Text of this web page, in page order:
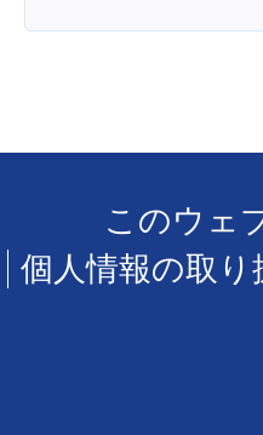
このウェ
個人情報の取